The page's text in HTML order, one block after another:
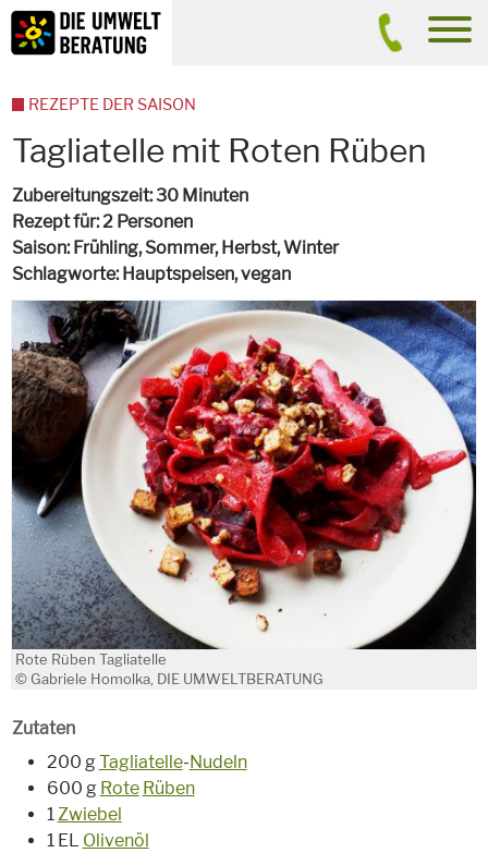
Inhalt
Suche
Tagliatelle mit Roten Rüben
Zubereitungszeit 30 Minuten
Rezept für 2 Personen
Saison Frühling, Sommer, Herbst, Winter
Schlagworte Hauptspeisen,vegan
Rote Rüben Tagliatelle
© Gabriele Homolka, DIE UMWELTBERATUNG
Zutaten
200 gTagliatelle-Nudeln
600 g Rote Rüben
1Zwiebel
1 EL Olivenöl
REZEPTE DER SAISON